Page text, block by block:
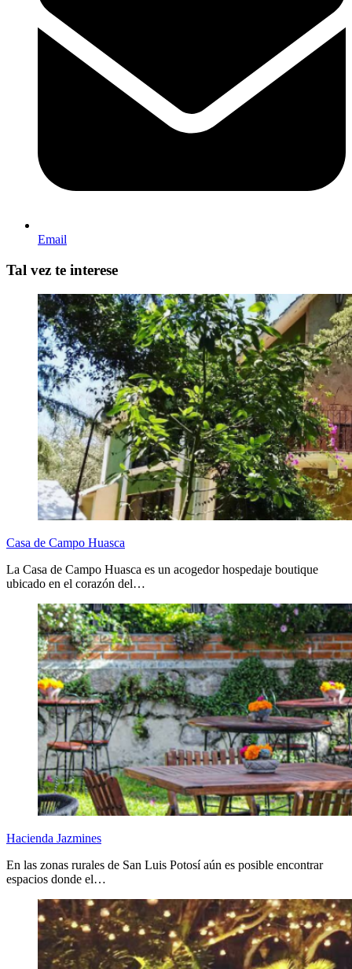
Email
Tal vez te interese
Casa de Campo Huasca
La Casa de Campo Huasca es un acogedor hospedaje boutique
ubicado en el corazón del…
Hacienda Jazmines
En las zonas rurales de San Luis Potosí aún es posible encontrar
espacios donde el…